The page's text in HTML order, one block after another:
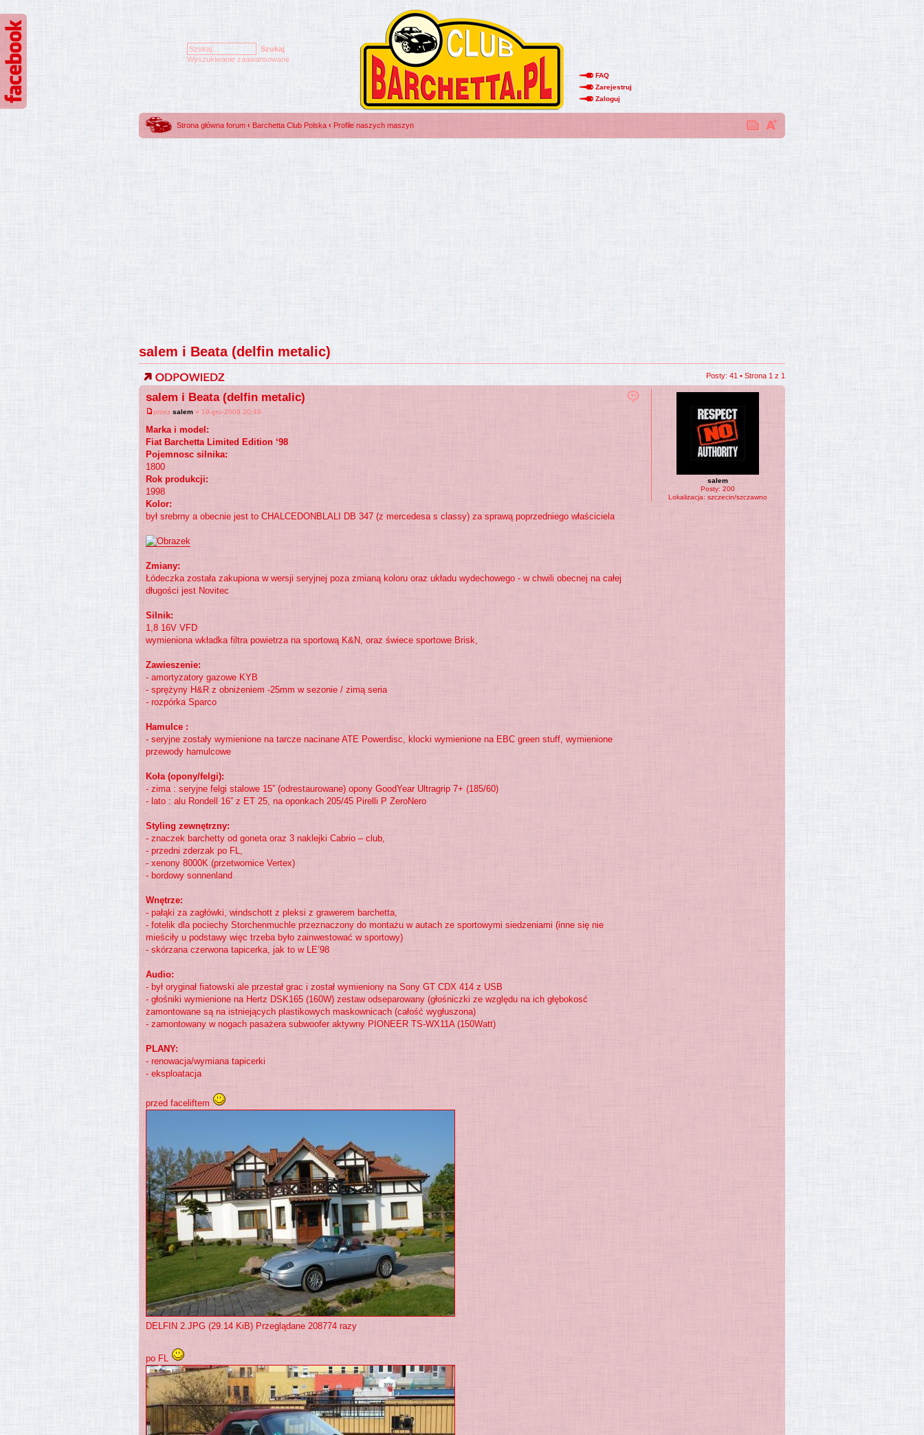
Wyszukiwanie zaawansowane
FAQ
Zarejestruj
Zaloguj
Strona główna forum ‹ Barchetta Club Polska ‹ Profile naszych maszyn
salem i Beata (delfin metalic)
Posty: 41 • Strona 1 z 1
salem i Beata (delfin metalic)
przez salem » 19-gru-2009 20:49
Marka i model:
Fiat Barchetta Limited Edition ‘98
Pojemnosc silnika:
1800
Rok produkcji:
1998
Kolor:
był srebrny a obecnie jest to CHALCEDONBLALI DB 347 (z mercedesa s classy) za sprawą poprzedniego właściciela
Zmiany:
Łódeczka została zakupiona w wersji seryjnej poza zmianą koloru oraz układu wydechowego - w chwili obecnej na całej
długości jest Novitec
Silnik:
1,8 16V VFD
wymieniona wkładka filtra powietrza na sportową K&N, oraz świece sportowe Brisk,
Zawieszenie:
- amortyzatory gazowe KYB
- sprężyny H&R z obniżeniem -25mm w sezonie / zimą seria
- rozpórka Sparco
Hamulce :
- seryjne zostały wymienione na tarcze nacinane ATE Powerdisc, klocki wymienione na EBC green stuff, wymienione
przewody hamulcowe
Koła (opony/felgi):
- zima : seryjne felgi stalowe 15” (odrestaurowane) opony GoodYear Ultragrip 7+ (185/60)
- lato : alu Rondell 16” z ET 25, na oponkach 205/45 Pirelli P ZeroNero
Styling zewnętrzny:
- znaczek barchetty od goneta oraz 3 naklejki Cabrio – club,
- przedni zderzak po FL,
- xenony 8000K (przetwornice Vertex)
- bordowy sonnenland
Wnętrze:
- pałąki za zagłówki, windschott z pleksi z grawerem barchetta,
- fotelik dla pociechy Storchenmuchle przeznaczony do montażu w autach ze sportowymi siedzeniami (inne się nie
mieściły u podstawy więc trzeba było zainwestować w sportowy)
- skórzana czerwona tapicerka, jak to w LE’98
Audio:
- był oryginał fiatowski ale przestał grac i został wymieniony na Sony GT CDX 414 z USB
- głośniki wymienione na Hertz DSK165 (160W) zestaw odseparowany (głośniczki ze względu na ich głębokosć
zamontowane są na istniejących plastikowych maskownicach (całość wygłuszona)
- zamontowany w nogach pasażera subwoofer aktywny PIONEER TS-WX11A (150Watt)
PLANY:
- renowacja/wymiana tapicerki
- eksploatacja
przed faceliftem
DELFIN 2.JPG (29.14 KiB) Przeglądane 208774 razy
po FL
salem
Posty: 200
Lokalizacja: szczecin/szczawno